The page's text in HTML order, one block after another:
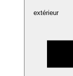
extérieur